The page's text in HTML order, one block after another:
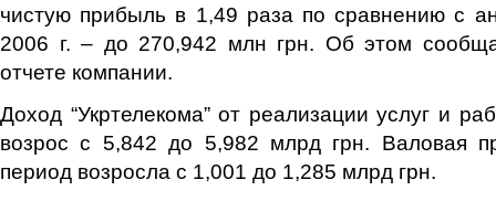
чистую прибыль в 1,49 раза по сравнению с
2006 г. – до 270,942 млн грн. Об этом
отчете компании.
Доход “Укртелекома” от реализации услуг и
возрос с 5,842 до 5,982 млрд грн. Валовая
период возросла с 1,001 до 1,285 млрд грн.